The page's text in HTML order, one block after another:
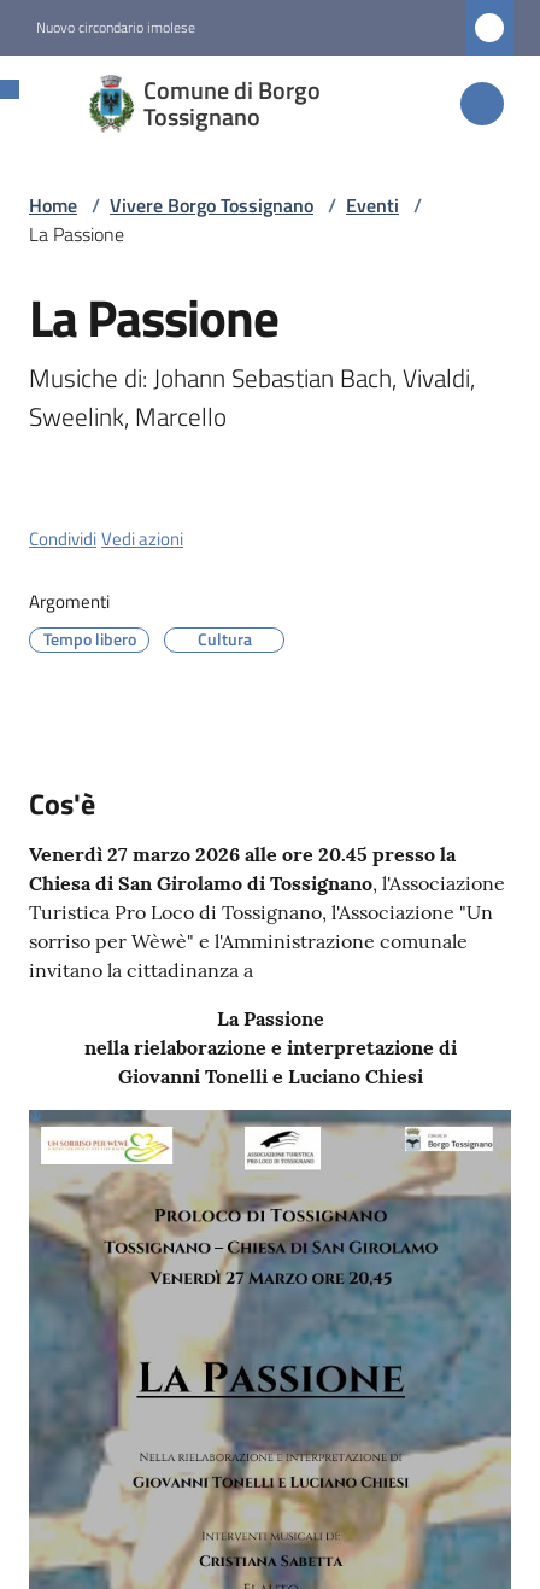
Nuovo circondario imolese
Comune di Borgo
Tossignano
Comune di
Borgo
Novità
Servizi
Menu selezionato
Prenotazioni
Tutti
gli
argomenti
Home / Vivere Borgo Tossignano / Eventi /
La Passione
Salta al contenuto
La Passione
Musiche di: Johann Sebastian Bach, Vivaldi,
Sweelink, Marcello
CondividiVedi azioni
Argomenti
Tempo libero Cultura
Cos'è
Venerdì 27 marzo 2026 alle ore 20.45 presso la
Chiesa di San Girolamo di Tossignano, l'Associazione
Turistica Pro Loco di Tossignano, l'Associazione "Un
sorriso per Wèwè" e l'Amministrazione comunale
invitano la cittadinanza a
La Passione
nella rielaborazione e interpretazione di
Giovanni Tonelli e Luciano Chiesi